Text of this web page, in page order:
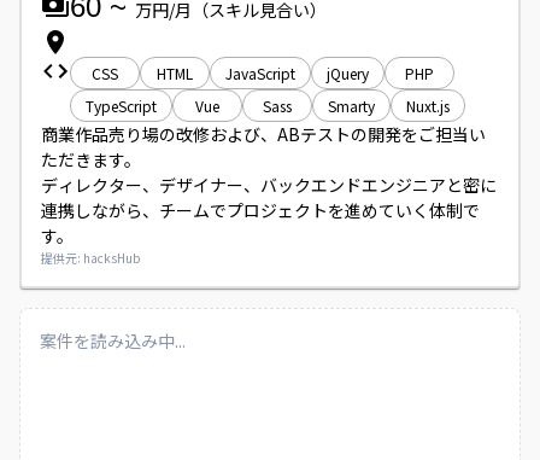
60 ~ 万円/月 （スキル見合い）
CSS HTML JavaScript jQuery
PHP
TypeScript
Vue Sass Smarty Nuxt.js
商業作品売り場の改修および、ABテストの開発をご担当い
ただきます。
ディレクター、デザイナー、バックエンドエンジニアと密に
連携しながら、チームでプロジェクトを進めていく体制で
す。
提供元: hacksHub
案件を読み込み中...